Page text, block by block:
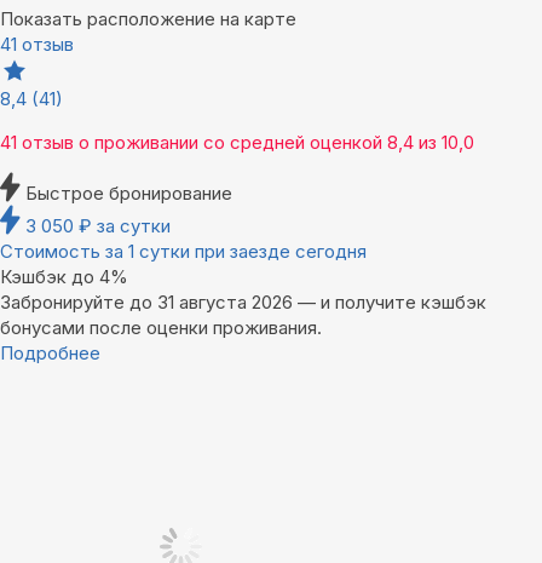
Показать расположение на карте
41 отзыв
8,4 (41)
41 отзыв о проживании со средней оценкой 8,4 из 10,0
Быстрое бронирование
3 050 ₽ за сутки
Стоимость за 1 сутки при заезде сегодня
Кэшбэк до 4%
Забронируйте до 31 августа 2026 — и получите кэшбэк
бонусами после оценки проживания.
Подробнее